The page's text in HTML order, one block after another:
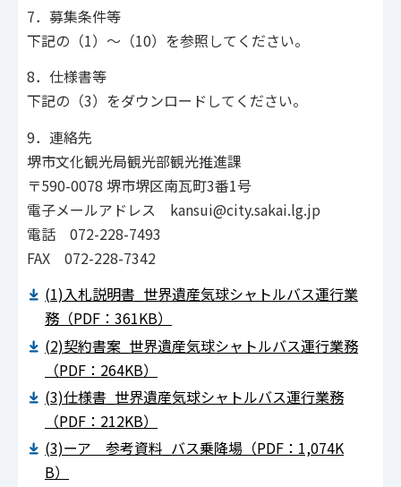
7．募集条件等
下記の（1）～（10）を参照してください。
8．仕様書等
下記の（3）をダウンロードしてください。
9．連絡先
堺市文化観光局観光部観光推進課
〒590-0078 堺市堺区南瓦町3番1号
電子メールアドレス kansui@city.sakai.lg.jp
電話 072-228-7493
FAX 072-228-7342
(1)入札説明書_世界遺産気球シャトルバス運行業
務（PDF：361KB）
(2)契約書案_世界遺産気球シャトルバス運行業務
（PDF：264KB）
(3)仕様書_世界遺産気球シャトルバス運行業務
（PDF：212KB）
(3)ーア 参考資料_バス乗降場（PDF：1,074K
B）